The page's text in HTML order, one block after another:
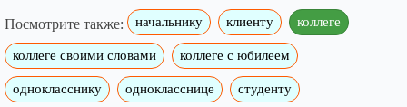
Посмотрите также: начальнику клиенту коллеге
коллеге своими словами коллеге с юбилеем
однокласснику однокласснице студенту